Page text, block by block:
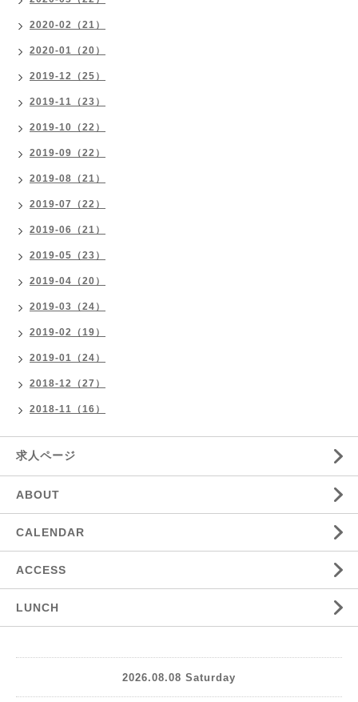
2020-02（21）
2020-01（20）
2019-12（25）
2019-11（23）
2019-10（22）
2019-09（22）
2019-08（21）
2019-07（22）
2019-06（21）
2019-05（23）
2019-04（20）
2019-03（24）
2019-02（19）
2019-01（24）
2018-12（27）
2018-11（16）
求人ページ
ABOUT
CALENDAR
ACCESS
LUNCH
2026.08.08 Saturday